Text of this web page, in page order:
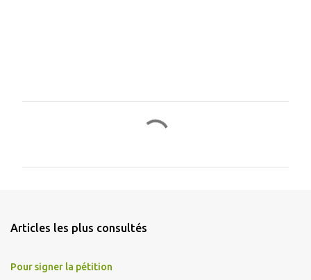
n
Articles les plus consultés
Pour signer la pétition